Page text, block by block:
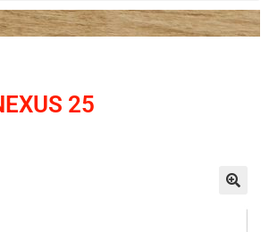
25